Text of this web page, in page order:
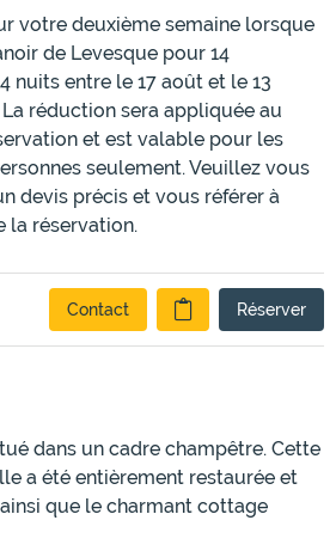
votre deuxième semaine lorsque
de Levesque pour 14
nuits entre le 17 août et le 13
réduction sera appliquée au
et est valable pour les
seulement. Veuillez vous
devis précis et vous référer à
la réservation.
Contact Réserver
dans un cadre champêtre. Cette
a été entièrement restaurée et
que le charmant cottage